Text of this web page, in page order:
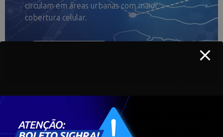
circulam em áreas urbanas com maior
cobertura celular.
Algumas vantagens de contar
com as soluções da SIGhRA